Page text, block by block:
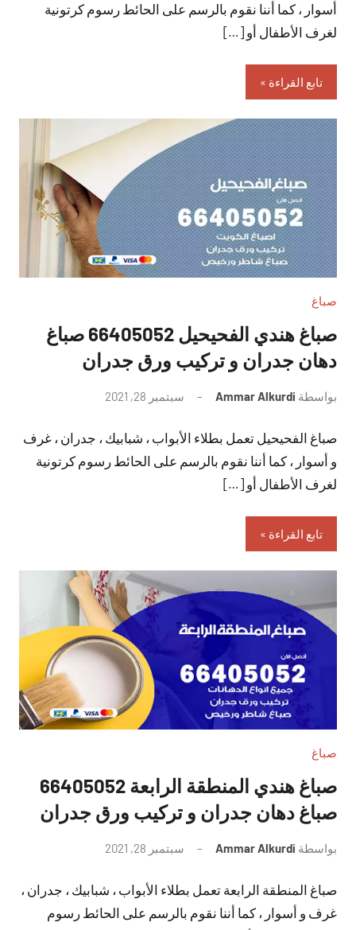
أسوار ، كما أننا نقوم بالرسم على الحائط رسوم كرتونية
لغرف الأطفال أو […]
تابع القراءة
صباغ
صباغ هندي الفحيحيل 66405052 صباغ
دهان جدران و تركيب ورق جدران
بواسطة Ammar Alkurdi سبتمبر 28, 2021
تعليقات
صباغ الفحيحيل تعمل بطلاء الأبواب ، شبابيك ، جدران ، غرف
و أسوار ، كما أننا نقوم بالرسم على الحائط رسوم كرتونية
لغرف الأطفال أو […]
تابع القراءة
صباغ
صباغ هندي المنطقة الرابعة 66405052
صباغ دهان جدران و تركيب ورق جدران
بواسطة Ammar Alkurdi سبتمبر 28, 2021
تعليقات
صباغ المنطقة الرابعة تعمل بطلاء الأبواب ، شبابيك ، جدران ،
غرف و أسوار ، كما أننا نقوم بالرسم على الحائط رسوم